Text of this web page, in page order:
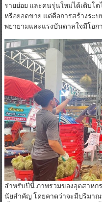
รายย่อย และคนรุ่นใหม่ได้เติบโ
หรือยอดขาย แต่คือการสร้างระบ
พยายามและแรงบันดาลใจมีโอก
สำหรับปีนี้ ภาพรวมของอุตสาหก
นัยสำคัญ โดยคาดว่าจะมีปริมาณ